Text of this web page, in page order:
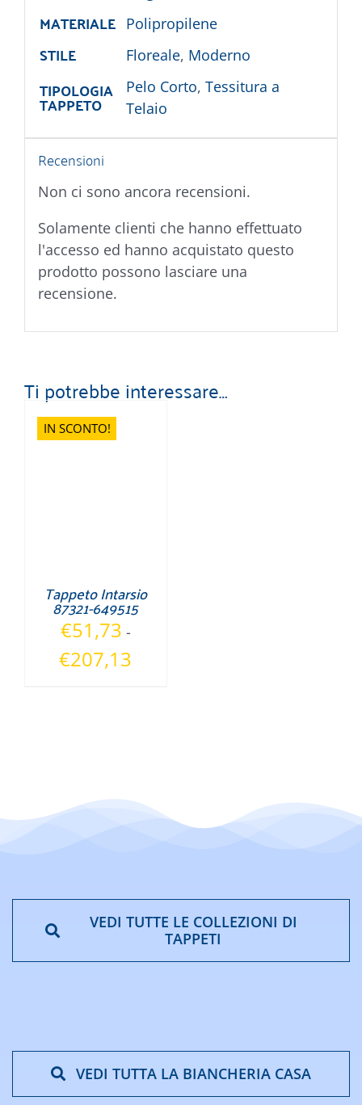
MATERIALE Polipropilene
STILE Floreale, Moderno
TIPOLOGIA
TAPPETO
Pelo Corto, Tessitura a
Telaio
Recensioni
Non ci sono ancora recensioni.
Solamente clienti che hanno effettuato
l'accesso ed hanno acquistato questo
prodotto possono lasciare una
recensione.
Ti potrebbe interessare…
IN SCONTO!
Tappeto Intarsio
87321-649515
€51,73 -
€207,13
VEDI TUTTE LE COLLEZIONI DI
TAPPETI
VEDI TUTTA LA BIANCHERIA CASA